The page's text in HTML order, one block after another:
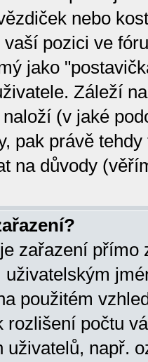
nebo
pozici ve
jako
Záleží
(v jaké
pak právě
na důvody
zařazení přímo
použitém
rozlišení počtu
uživatelů, např.